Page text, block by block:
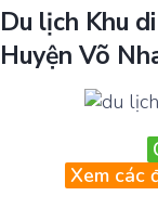
Du lịch Khu
Huyện Võ
Xem các